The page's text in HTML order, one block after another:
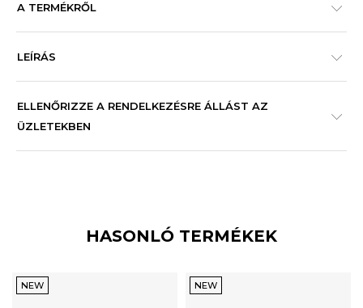
A TERMÉKRŐL
LEÍRÁS
ELLENŐRIZZE A RENDELKEZÉSRE ÁLLÁST AZ
ÜZLETEKBEN
HASONLÓ TERMÉKEK
NEW NEW